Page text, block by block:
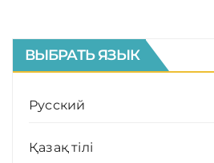
ВЫБРАТЬ ЯЗЫК
Русский
Қазақ тілі